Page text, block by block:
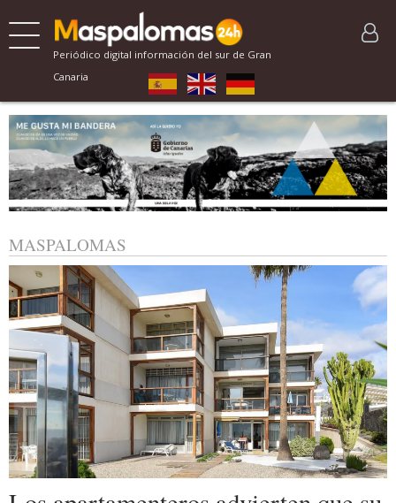
Periódico digital información del sur de Gran
Canaria
MASPALOMAS